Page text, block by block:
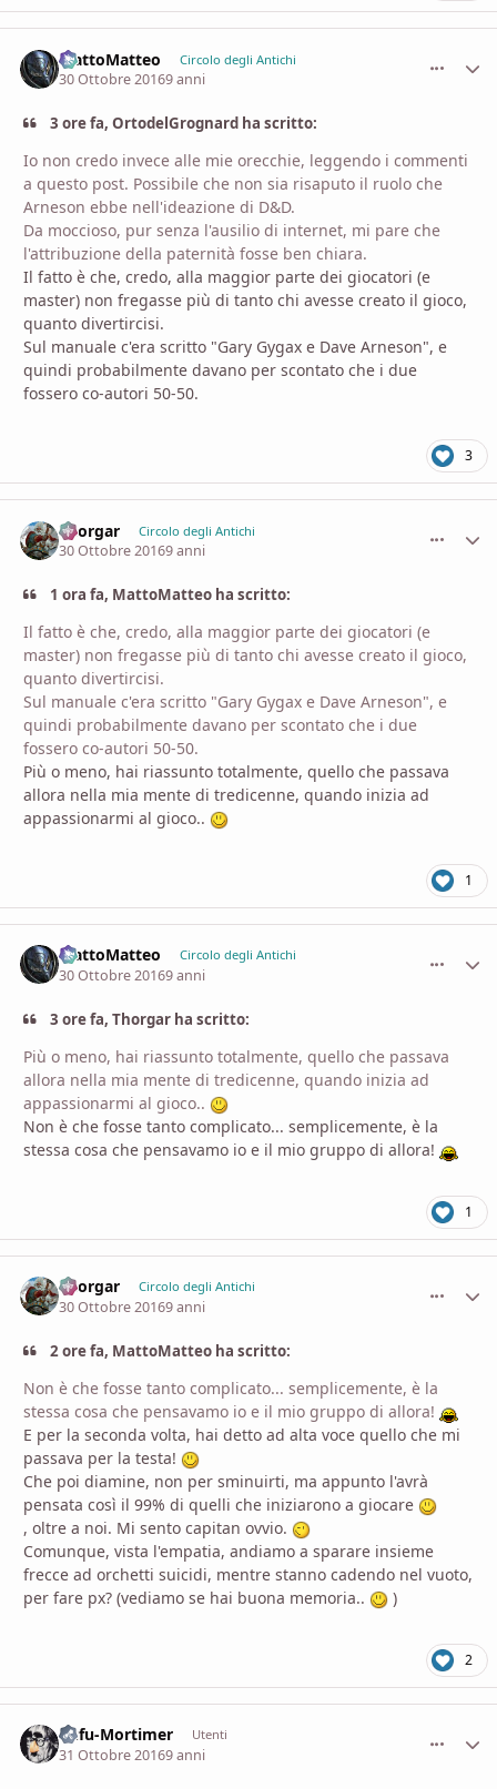
MattoMatteo Circolo degli Antichi
30 Ottobre 20169 anni
3 ore fa, OrtodelGrognard ha scritto:
Io non credo invece alle mie orecchie, leggendo i commenti
a questo post. Possibile che non sia risaputo il ruolo che
Arneson ebbe nell'ideazione di D&D.
Da moccioso, pur senza l'ausilio di internet, mi pare che
l'attribuzione della paternità fosse ben chiara.
Il fatto è che, credo, alla maggior parte dei giocatori (e
master) non fregasse più di tanto chi avesse creato il gioco,
quanto divertircisi.
Sul manuale c'era scritto "Gary Gygax e Dave Arneson", e
quindi probabilmente davano per scontato che i due
fossero co-autori 50-50.
3
Thorgar Circolo degli Antichi
30 Ottobre 20169 anni
1 ora fa, MattoMatteo ha scritto:
Il fatto è che, credo, alla maggior parte dei giocatori (e
master) non fregasse più di tanto chi avesse creato il gioco,
quanto divertircisi.
Sul manuale c'era scritto "Gary Gygax e Dave Arneson", e
quindi probabilmente davano per scontato che i due
fossero co-autori 50-50.
Più o meno, hai riassunto totalmente, quello che passava
allora nella mia mente di tredicenne, quando inizia ad
appassionarmi al gioco..
1
MattoMatteo Circolo degli Antichi
30 Ottobre 20169 anni
3 ore fa, Thorgar ha scritto:
Più o meno, hai riassunto totalmente, quello che passava
allora nella mia mente di tredicenne, quando inizia ad
appassionarmi al gioco..
Non è che fosse tanto complicato... semplicemente, è la
stessa cosa che pensavamo io e il mio gruppo di allora!
1
Thorgar Circolo degli Antichi
30 Ottobre 20169 anni
2 ore fa, MattoMatteo ha scritto:
Non è che fosse tanto complicato... semplicemente, è la
stessa cosa che pensavamo io e il mio gruppo di allora!
E per la seconda volta, hai detto ad alta voce quello che mi
passava per la testa!
Che poi diamine, non per sminuirti, ma appunto l'avrà
pensata così il 99% di quelli che iniziarono a giocare
, oltre a noi. Mi sento capitan ovvio.
Comunque, vista l'empatia, andiamo a sparare insieme
frecce ad orchetti suicidi, mentre stanno cadendo nel vuoto,
per fare px? (vediamo se hai buona memoria..
)
2
Rufu-Mortimer Utenti
31 Ottobre 20169 anni